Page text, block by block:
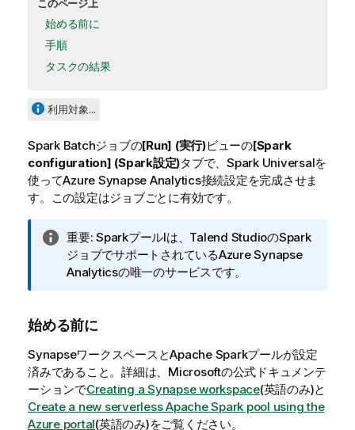
このページ上
始める前に
手順
タスクの結果
利用対象...
Spark Batchジョブの[Run] (実行)ビューの[Spark
configuration] (Spark設定)タブで、Spark Universalを
使ってAzure Synapse Analytics接続設定を完成させま
す。この設定はジョブごとに有効です。
情
報
メ
重要: Sparkプールlは、 Talend StudioのSpark
ジョブでサポートされているAzure Synapse
Analyticsの唯一のサービスです。
始める前に
SynapseワークスペースとApache Sparkプールが設定
済みであること。詳細は、Microsoftの公式ドキュメンテ
ーションでCreating a Synapse workspace(英語のみ)と
Create a new serverless Apache Spark pool using the
Azure portal(英語のみ)をご覧ください。